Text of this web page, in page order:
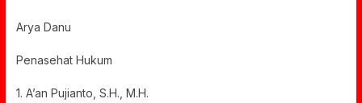
Arya Danu
Penasehat Hukum
1. A’an Pujianto, S.H., M.H.